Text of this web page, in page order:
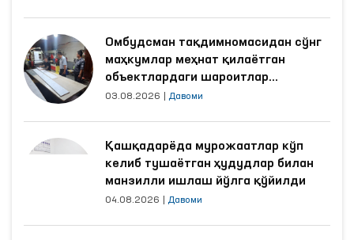
Омбудсман тақдимномасидан сўнг
маҳкумлар меҳнат қилаётган
объектлардаги шароитлар
яхшиланди
03.08.2026 Давоми
Қашқадарёда мурожаатлар кўп
келиб тушаётган ҳудудлар билан
манзилли ишлаш йўлга қўйилди
04.08.2026 Давоми